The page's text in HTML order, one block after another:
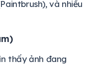
và nhiều
thấy ảnh đang